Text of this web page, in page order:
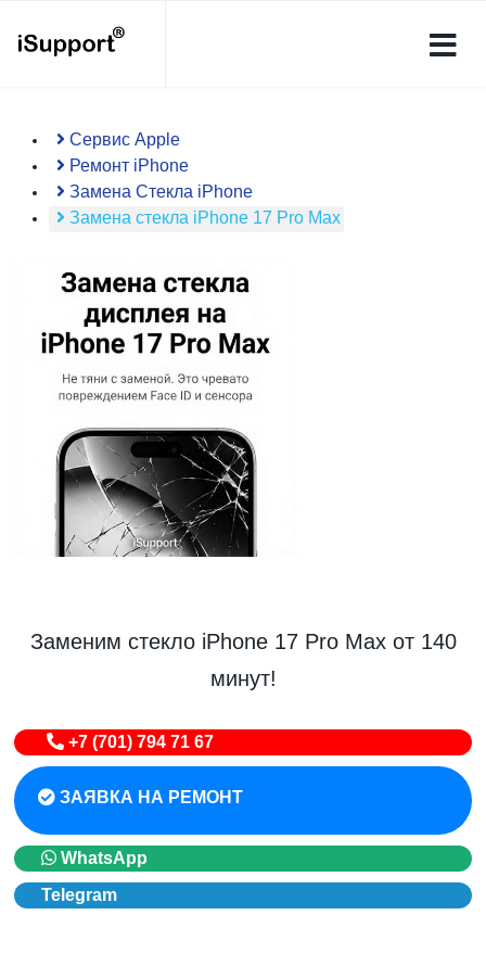
Сервис Apple
Ремонт iPhone
Замена Стекла iPhone
Замена cтекла iPhone 17 Pro Max
Заменим стекло iPhone 17 Pro Max от 140
минут!
+7 (701) 794 71 67
ЗАЯВКА НА РЕМОНТ
WhatsApp
Telegram